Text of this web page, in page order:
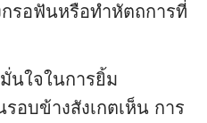
รอฟันหรือทำหัตถการที่
นใจในการยิ้ม
อบข้างสังเกตเห็น การ